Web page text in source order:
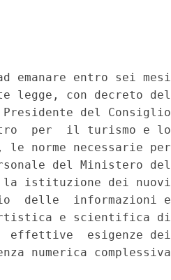
emanare entro sei mesi
legge, con decreto del
del Consiglio
per  il turismo e lo
norme necessarie per
del Ministero del
istituzione dei nuovi
delle  informazioni e
e scientifica di
esigenze dei
numerica complessiva